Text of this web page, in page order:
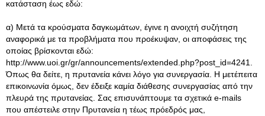
κατάσταση έως εδώ:
α) Μετά τα κρούσματα δαγκωμάτων, έγινε η ανοιχτή συζήτηση
αναφορικά με τα προβλήματα που προέκυψαν, οι αποφάσεις της
οποίας βρίσκονται εδώ:
http://www.uoi.gr/gr/announcements/extended.php?post_id=4241.
Όπως θα δείτε, η πρυτανεία κάνει λόγο για συνεργασία. Η μετέπειτα
επικοινωνία όμως, δεν έδειξε καμία διάθεσης συνεργασίας από την
πλευρά της πρυτανείας. Σας επισυνάπτουμε τα σχετικά e-mails
που απέστειλε στην Πρυτανεία η τέως πρόεδρός μας,